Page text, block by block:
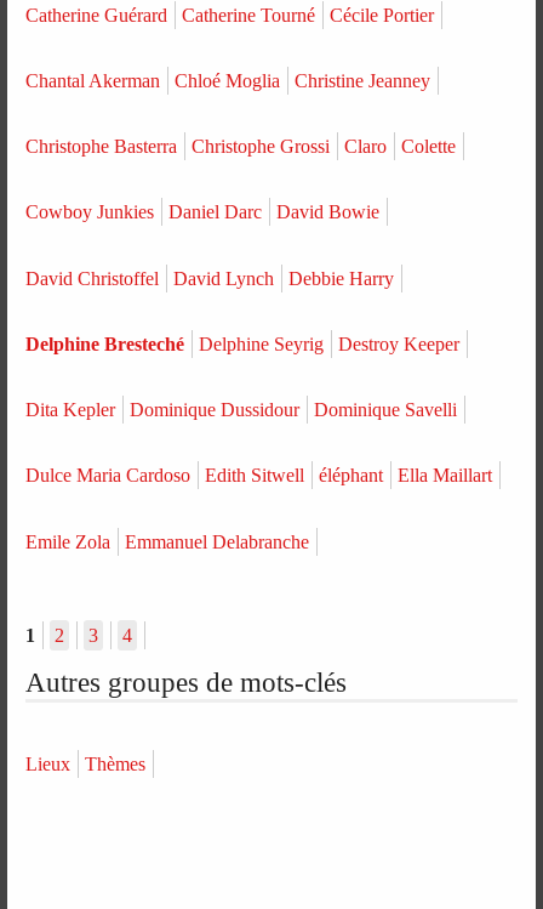
Catherine Guérard Catherine Tourné Cécile Portier
Chantal Akerman Chloé Moglia Christine Jeanney
Christophe Basterra Christophe Grossi Claro Colette
Cowboy Junkies Daniel Darc David Bowie
David Christoffel David Lynch Debbie Harry
Delphine Bresteché Delphine Seyrig Destroy Keeper
Dita Kepler Dominique Dussidour Dominique Savelli
Dulce Maria Cardoso Edith Sitwell éléphant Ella Maillart
Emile Zola Emmanuel Delabranche
1 2 3 4
Autres groupes de mots-clés
Lieux Thèmes